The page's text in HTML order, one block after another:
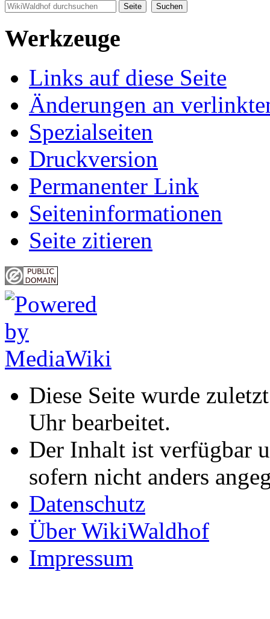
Werkzeuge
Links auf diese Seite
Änderungen an
Spezialseiten
Druckversion
Permanenter Link
Seiten­informationen
Seite zitieren
Diese Seite wurde
Uhr bearbeitet.
Der Inhalt ist verfügbar
sofern nicht anders
Datenschutz
Über WikiWaldhof
Impressum